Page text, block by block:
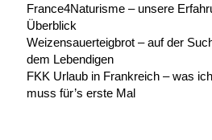
France4Naturisme – unsere
Überblick
Weizensauerteigbrot – auf der
dem Lebendigen
FKK Urlaub in Frankreich – was
muss für’s erste Mal